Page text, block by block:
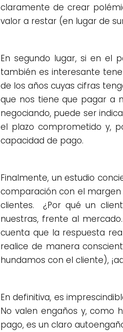
claramente de crear
valor a restar (en lugar de
En segundo lugar, si en el
también es interesante
de los años cuyas cifras
que nos tiene que pagar a
negociando, puede ser
el plazo comprometido y,
capacidad de pago.
Finalmente, un estudio
comparación con el
clientes. ¿Por qué un
nuestras, frente al
cuenta que la respuesta
realice de manera
hundamos con el cliente),
En definitiva, es
No valen engaños y, como
pago, es un claro